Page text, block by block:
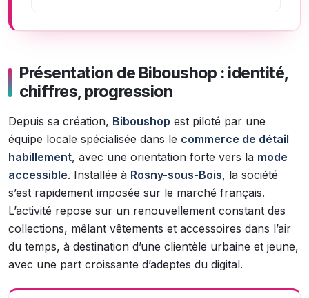
Présentation de Biboushop : identité,
chiffres, progression
Depuis sa création, Biboushop est piloté par une
équipe locale spécialisée dans le commerce de détail
habillement, avec une orientation forte vers la mode
accessible. Installée à Rosny-sous-Bois, la société
s’est rapidement imposée sur le marché français.
L’activité repose sur un renouvellement constant des
collections, mêlant vêtements et accessoires dans l’air
du temps, à destination d’une clientèle urbaine et jeune,
avec une part croissante d’adeptes du digital.